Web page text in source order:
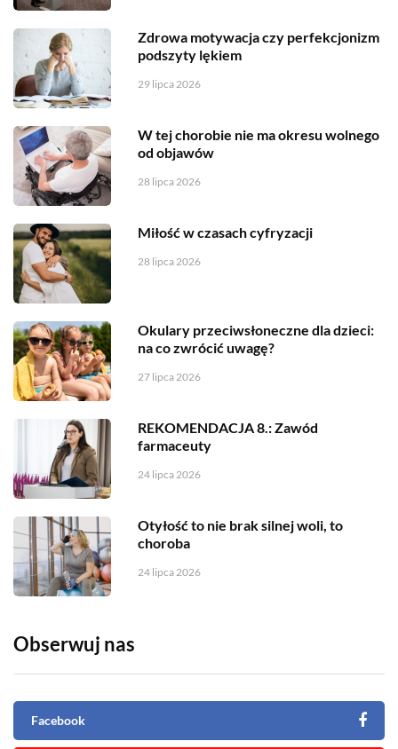
Zdrowa motywacja czy perfekcjonizm
podszyty lękiem
29 lipca 2026
W tej chorobie nie ma okresu wolnego
od objawów
28 lipca 2026
Miłość w czasach cyfryzacji
28 lipca 2026
Okulary przeciwsłoneczne dla dzieci:
na co zwrócić uwagę?
27 lipca 2026
REKOMENDACJA 8.: Zawód
farmaceuty
24 lipca 2026
Otyłość to nie brak silnej woli, to
choroba
24 lipca 2026
Obserwuj nas
Facebook